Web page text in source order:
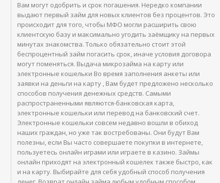
Вам могут одобрить и срок погашения. Нередко компании
выдают первый займ для новых клиентов без процентов. Это
происходит для того, чтобы МФО могли расширить свою
клиентскую базу и максимально угодить заёмщику на первых
минутах знакомства. Только обязательно стоит этой
беспроцентный займ погасить срок, иначе условия договора
могут поменяться. Выдача микрозайма на карту или
электронные кошельки Во время заполнения анкеты или
заявки на деньги на карту , Вам будет предложено несколько
способов получения денежных средств. Самыми
распространенными являются-банковская карта,
электронные кошельки или перевод на банковский счет.
Электронные кошельки совсем недавно вошли в обиход
наших граждан, но уже так востребованы. Они будут Вам
полезны, если Вы часто совершаете покупки в интернете,
пользуетесь онлайн играми или играете в казино. Займы
онлайн приходят на электронный кошелек также быстро, как
и на карту. Выбирайте для себя удобный способ получения